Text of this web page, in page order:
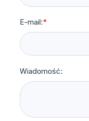
E-mail:*
Wiadomość: